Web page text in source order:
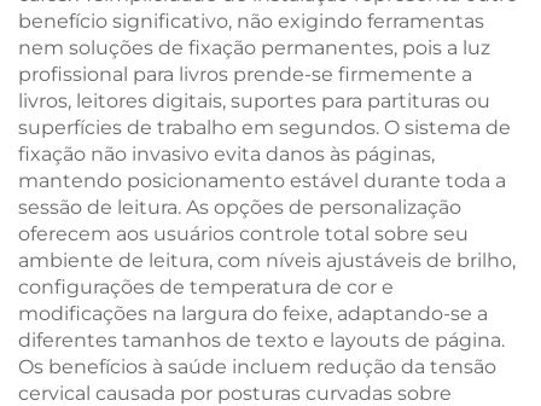
benefício significativo, não exigindo ferramentas
nem soluções de fixação permanentes, pois a luz
profissional para livros prende-se firmemente a
livros, leitores digitais, suportes para partituras ou
superfícies de trabalho em segundos. O sistema de
fixação não invasivo evita danos às páginas,
mantendo posicionamento estável durante toda a
sessão de leitura. As opções de personalização
oferecem aos usuários controle total sobre seu
ambiente de leitura, com níveis ajustáveis de brilho,
configurações de temperatura de cor e
modificações na largura do feixe, adaptando-se a
diferentes tamanhos de texto e layouts de página.
Os benefícios à saúde incluem redução da tensão
cervical causada por posturas curvadas sobre